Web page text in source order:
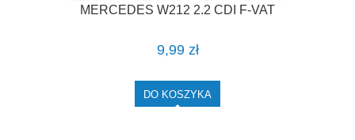
MERCEDES W212 2.2 CDI F-VAT
9,99 zł
DO KOSZYKA